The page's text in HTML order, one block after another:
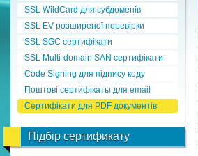
SSL WildCard для субдоменів
SSL EV розширеної перевірки
SSL SGC сертифікати
SSL Multi-domain SAN сертифікати
Code Signing для підпису коду
Поштові сертифікаты для email
Сертифікати для PDF документів
Підбір сертификату